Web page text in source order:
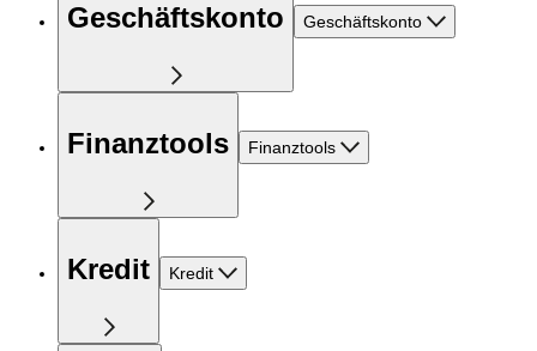
Geschäftskonto Geschäftskonto
Finanztools Finanztools
Kredit Kredit